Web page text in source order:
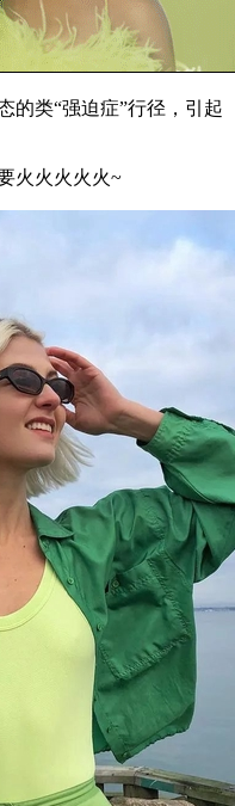
类“强迫症”行径，引起
火火火火火~